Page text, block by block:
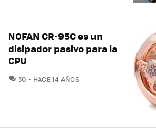
NOFAN CR-95C es un
disipador pasivo para la
CPU
30 COMENTARIOS
HACE 14 AÑOS